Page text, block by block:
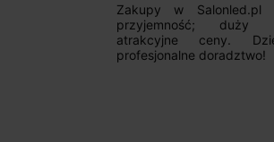
Zakupy w Salonled.pl
przyjemność;
atrakcyjne ceny.
profesjonalne doradztwo!